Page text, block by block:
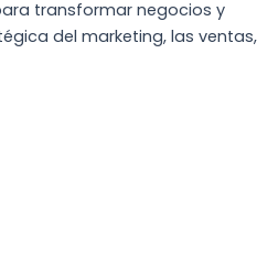
transformar negocios y
del marketing, las ventas,